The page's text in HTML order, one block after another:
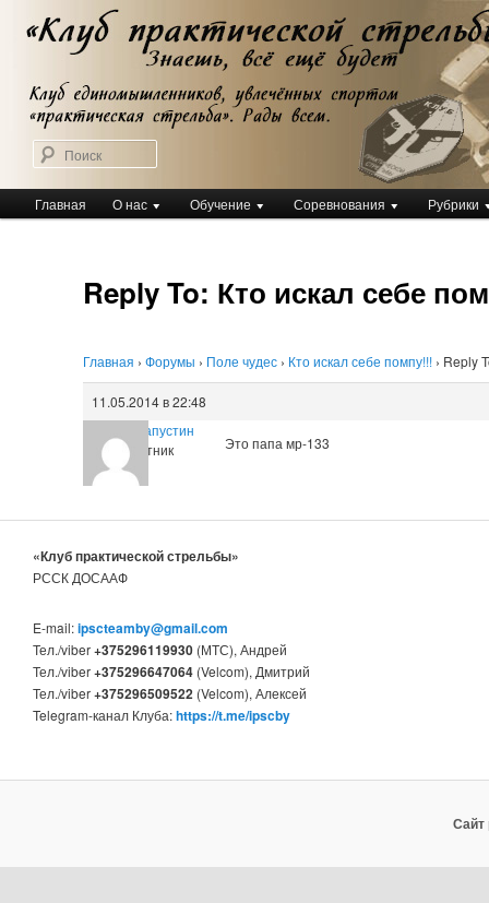
Перейти
основному
содержимому
Клуб практической стрельбы
Клуб практической стрельбы
Главное
меню
Главная О нас Обучение Соревнования Рубрики
Reply To: Кто искал себе
Главная › Форумы › Поле чудес › Кто искал себе помпу!!! › Reply
11.05.2014 в 22:48
Евгений Капустин
Участник
Это папа мр-133
«Клуб практической стрельбы»
РССК ДОСААФ
E-mail:ipscteamby@gmail.com
Тел./viber+375296119930 (МТС), Андрей
Тел./viber+375296647064 (Velcom), Дмитрий
Тел./viber+375296509522 (Velcom), Алексей
Telegram-канал Клуба:https://t.me/ipscby
Сайт